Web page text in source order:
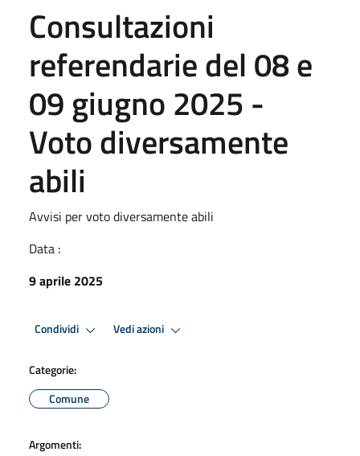
Consultazioni
referendarie del 08 e
09 giugno 2025 -
Voto diversamente
abili
Avvisi per voto diversamente abili
Data :
9 aprile 2025
Condividi Vedi azioni
Categorie:
Comune
Argomenti: